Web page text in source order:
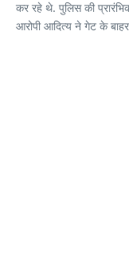
कर रहे थे. पुलिस की
आरोपी आदित्य ने गेट के बाहर